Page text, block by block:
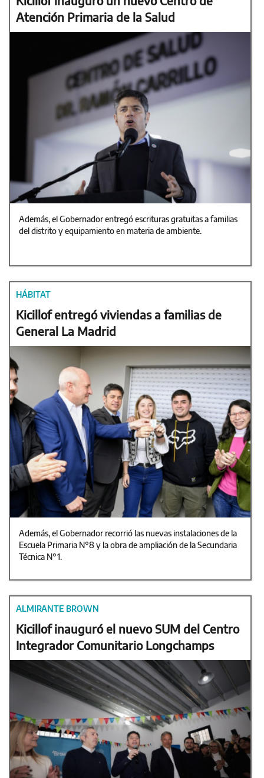
Atención Primaria de la Salud
Además, el Gobernador entregó escrituras gratuitas a familias
del distrito y equipamiento en materia de ambiente.
HÁBITAT
Kicillof entregó viviendas a familias de
General La Madrid
Además, el Gobernador recorrió las nuevas instalaciones de la
Escuela Primaria N°8 y la obra de ampliación de la Secundaria
Técnica N°1.
ALMIRANTE BROWN
Kicillof inauguró el nuevo SUM del Centro
Integrador Comunitario Longchamps